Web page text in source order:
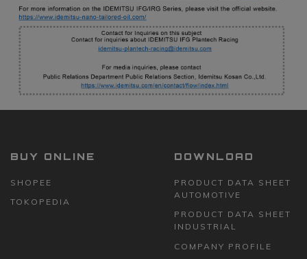
BUY ONLINE
SHOPEE
TOKOPEDIA
DOWNLOAD
PRODUCT DATA SHEET
AUTOMOTIVE
PRODUCT DATA SHEET
INDUSTRIAL
COMPANY PROFILE